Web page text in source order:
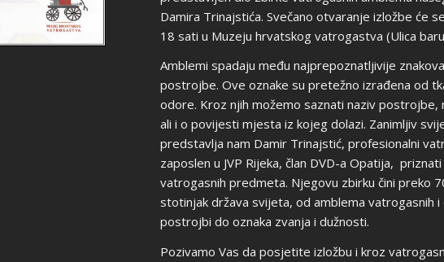
Damira Trinajstića. Svečano otvaranje izložbe će
18 sati u Muzeju hrvatskog vatrogastva (Ulica
Amblemi spadaju među najprepoznatljivije
postrojbe. Ove oznake su pretežno izrađena od
odore. Kroz njih možemo saznati naziv postrojbe,
ali i o povijesti mjesta iz kojeg dolazi. Zanimljiv
predstavlja nam Damir Trinajstić, profesionalni
zaposlen u JVP Rijeka, član DVD-a Opatija,
vatrogasnih predmeta. Njegovu zbirku čini preko
stotinjak država svijeta, od amblema vatrogasnih i
postrojbi do oznaka zvanja i dužnosti.
Pozivamo Vas da posjetite izložbu i kroz